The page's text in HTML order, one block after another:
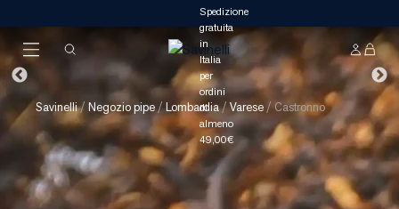
Savinelli/ Negozio pipe/Lombardia/Varese /Castronno